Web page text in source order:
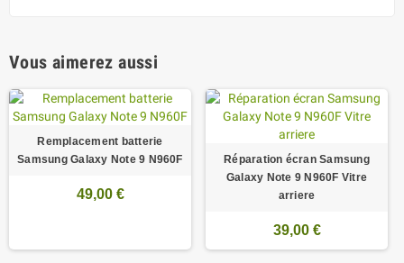
Vous aimerez aussi
Remplacement batterie
Samsung Galaxy Note 9 N960F
49,00 €
Réparation écran Samsung
Galaxy Note 9 N960F Vitre
arriere
39,00 €